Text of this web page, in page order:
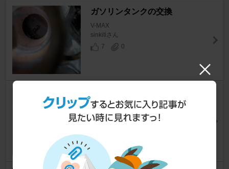
ガソリンタンクの交換
V-MAX
sinkitiさん
7
0
ました。
V-MAX